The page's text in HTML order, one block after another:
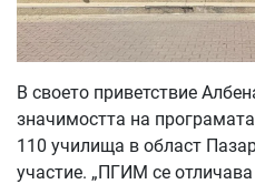
В своето приветствие
значимостта на
110 училища в област
участие. „ПГИМ се